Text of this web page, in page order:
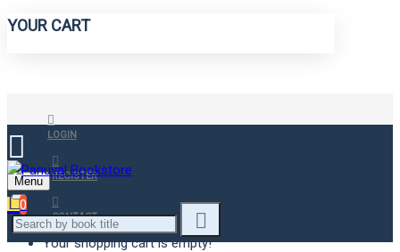
YOUR CART
LOGIN
REGISTER
CONTACT
Menu
0
Your shopping cart is empty!